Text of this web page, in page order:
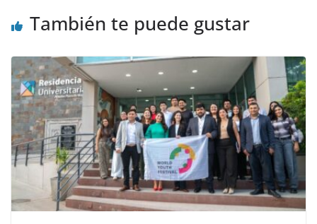
También te puede gustar